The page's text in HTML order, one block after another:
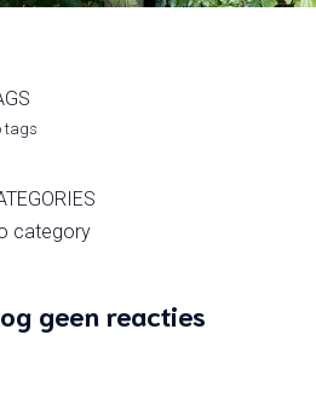
tags
category
geen reacties